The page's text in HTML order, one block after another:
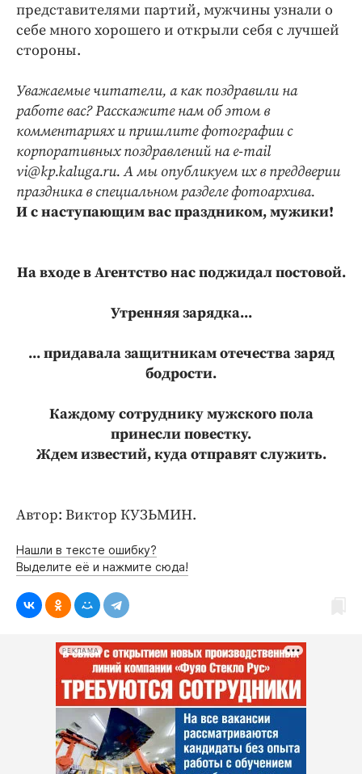
представителями партий, мужчины узнали о
себе много хорошего и открыли себя с лучшей
стороны.
Уважаемые читатели, а как поздравили на
работе вас? Расскажите нам об этом в
комментариях и пришлите фотографии с
корпоративных поздравлений на e-mail
vi@kp.kaluga.ru. А мы опубликуем их в преддверии
праздника в специальном разделе фотоархива.
И с наступающим вас праздником, мужики!
На входе в Агентство нас поджидал постовой.
Утренняя зарядка...
... придавала защитникам отечества заряд
бодрости.
Каждому сотруднику мужского пола
принесли повестку.
Ждем известий, куда отправят служить.
Автор: Виктор КУЗЬМИН.
Нашли в тексте ошибку?
Выделите её и нажмите сюда!
РЕКЛАМА